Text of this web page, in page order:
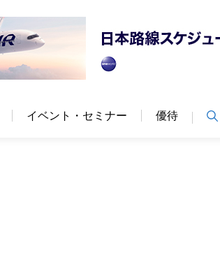
イベント・セミナー 優待